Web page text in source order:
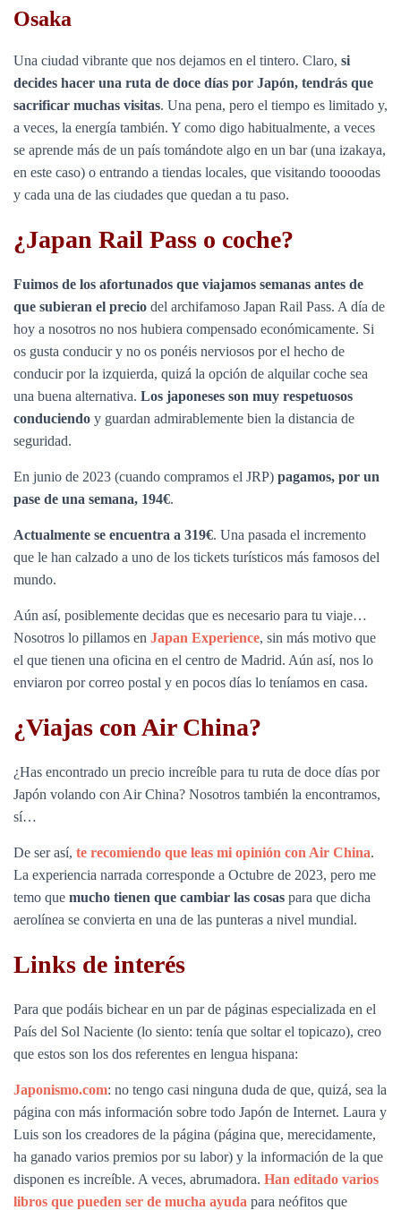
Osaka
Una ciudad vibrante que nos dejamos en el tintero. Claro, si
decides hacer una ruta de doce días por Japón, tendrás que
sacrificar muchas visitas. Una pena, pero el tiempo es limitado y,
a veces, la energía también. Y como digo habitualmente, a veces
se aprende más de un país tomándote algo en un bar (una izakaya,
en este caso) o entrando a tiendas locales, que visitando toooodas
y cada una de las ciudades que quedan a tu paso.
¿Japan Rail Pass o coche?
Fuimos de los afortunados que viajamos semanas antes de
que subieran el precio del archifamoso Japan Rail Pass. A día de
hoy a nosotros no nos hubiera compensado económicamente. Si
os gusta conducir y no os ponéis nerviosos por el hecho de
conducir por la izquierda, quizá la opción de alquilar coche sea
una buena alternativa. Los japoneses son muy respetuosos
conduciendo y guardan admirablemente bien la distancia de
seguridad.
En junio de 2023 (cuando compramos el JRP) pagamos, por un
pase de una semana, 194€.
Actualmente se encuentra a 319€. Una pasada el incremento
que le han calzado a uno de los tickets turísticos más famosos del
mundo.
Aún así, posiblemente decidas que es necesario para tu viaje…
Nosotros lo pillamos en Japan Experience, sin más motivo que
el que tienen una oficina en el centro de Madrid. Aún así, nos lo
enviaron por correo postal y en pocos días lo teníamos en casa.
¿Viajas con Air China?
¿Has encontrado un precio increíble para tu ruta de doce días por
Japón volando con Air China? Nosotros también la encontramos,
sí…
De ser así, te recomiendo que leas mi opinión con Air China.
La experiencia narrada corresponde a Octubre de 2023, pero me
temo que mucho tienen que cambiar las cosas para que dicha
aerolínea se convierta en una de las punteras a nivel mundial.
Links de interés
Para que podáis bichear en un par de páginas especializada en el
País del Sol Naciente (lo siento: tenía que soltar el topicazo), creo
que estos son los dos referentes en lengua hispana:
Japonismo.com: no tengo casi ninguna duda de que, quizá, sea la
página con más información sobre todo Japón de Internet. Laura y
Luis son los creadores de la página (página que, merecidamente,
ha ganado varios premios por su labor) y la información de la que
disponen es increíble. A veces, abrumadora. Han editado varios
libros que pueden ser de mucha ayuda para neófitos que